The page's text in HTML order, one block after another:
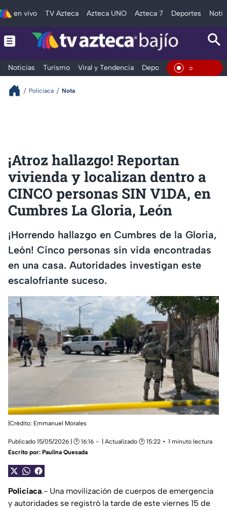
en vivo TV Azteca Azteca UNO Azteca 7 Deportes
Noticias Turismo Viral y Tendencia Deportes Espectáculos
En Vivo
Policiaca Nota
¡Atroz hallazgo! Reportan
vivienda y localizan dentro a
CINCO personas SIN V1DA, en
Cumbres La Gloria, León
¡Horrendo hallazgo en Cumbres de la Gloria,
León! Cinco personas sin vida encontradas
en una casa. Autoridades investigan este
escalofriante suceso.
|Crédito: Emmanuel Morales
Publicado 15/05/2026 | 🕑 16:16 | Actualizado 🕑 15:22
1 minuto lectura
Escrito por: Paulina Quesada
Policiaca.- Una movilización de cuerpos de emergencia
y autoridades se registró la tarde de este viernes 15 de